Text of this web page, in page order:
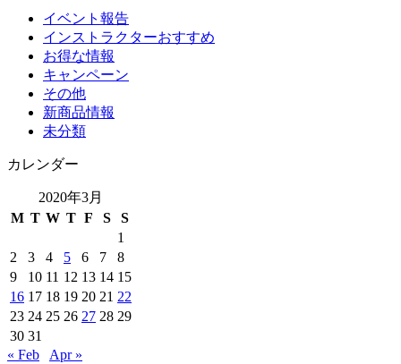
イベント報告
インストラクターおすすめ
お得な情報
キャンペーン
その他
新商品情報
未分類
カレンダー
2020年3月
M T W T F S
S
1
2
3 4 5 6 7
8
9
10 11 12 13 14 15
16 17 18 19 20 21 22
23 24 25 26 27 28 29
30 31
« Feb
Apr »